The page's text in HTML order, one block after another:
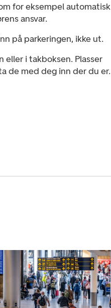
for eksempel automatisk
ansvar.
på parkeringen, ikke ut.
eller i takboksen. Plasser
de med deg inn der du er.